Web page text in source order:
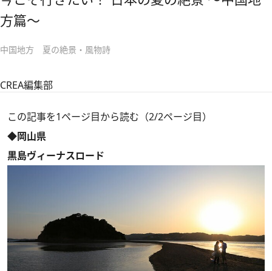
方篇～
中国地方 夏の絶景・風物詩
CREA編集部
この記事を1ページ目から読む（2/2ページ目）
◆岡山県
黒島ヴィーナスロード